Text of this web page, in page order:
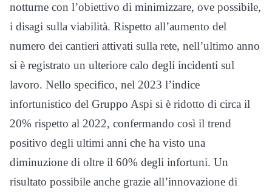
notturne con l’obiettivo di minimizzare, ove possibile,
i disagi sulla viabilità. Rispetto all’aumento del
numero dei cantieri attivati sulla rete, nell’ultimo anno
si è registrato un ulteriore calo degli incidenti sul
lavoro. Nello specifico, nel 2023 l’indice
infortunistico del Gruppo Aspi si è ridotto di circa il
20% rispetto al 2022, confermando così il trend
positivo degli ultimi anni che ha visto una
diminuzione di oltre il 60% degli infortuni. Un
risultato possibile anche grazie all’innovazione di